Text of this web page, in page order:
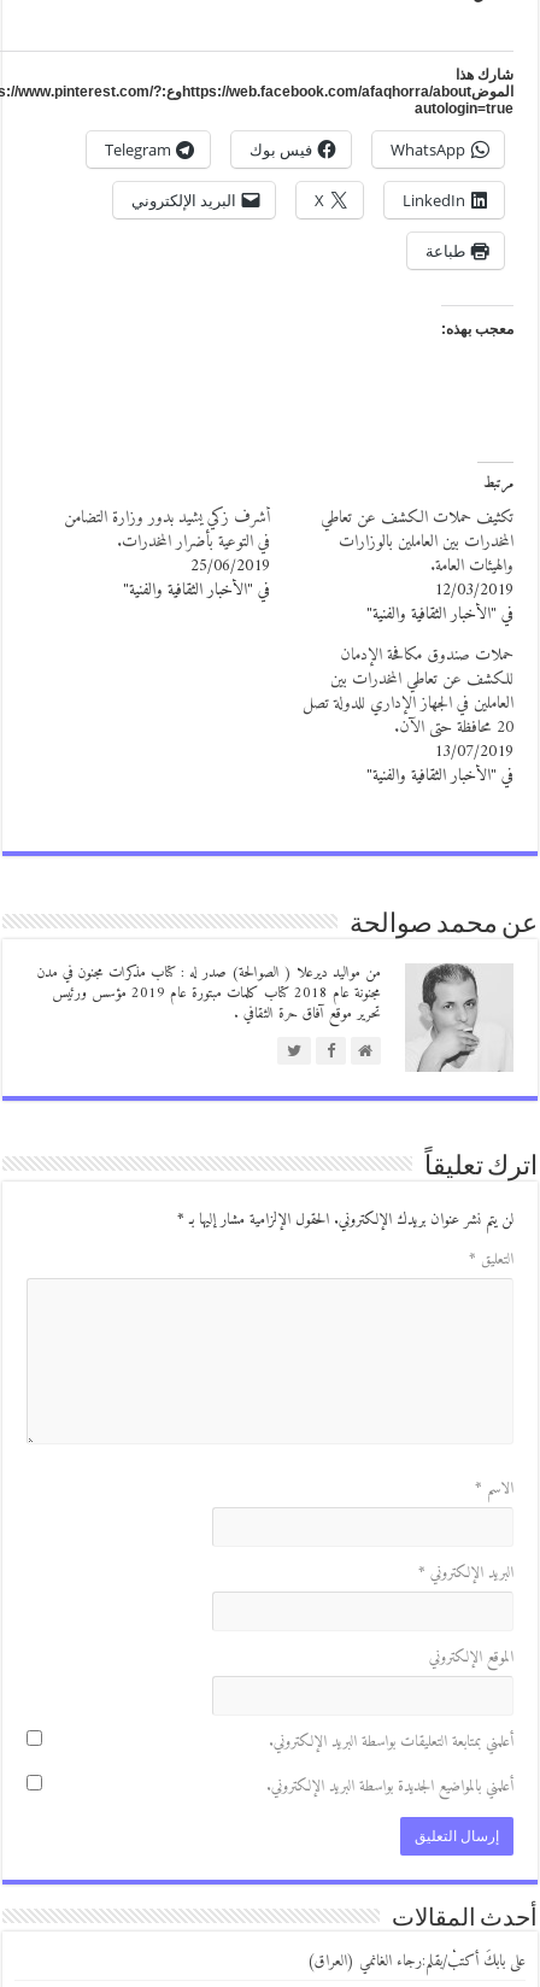
هذا
الموضhttps://web.facebook.com/afaqhorra/aboutوع:https://www.pinterest.com/?
WhatsApp فيس بوك Telegram
LinkedIn
X البريد الإلكتروني
طباعة
بهذه:
حملات الكشف عن تعاطي
بين العاملين بالوزارات
العامة.
12/03/
"الأخبار الثقافية والفنية"
أشرف زكي يشيد بدور وزارة التضامن
في التوعية بأضرار المخدرات.
25/06/2019
في "الأخبار الثقافية والفنية"
صندوق مكافحة الإدمان
عن تعاطي المخدرات بين
في الجهاز الإداري للدولة تصل
13/07/
"الأخبار الثقافية والفنية"
محمد صوالحة
من مواليد ديرعلا ( الصوالحة) صدر له : كتاب مذكرات مجنون في مدن
مجنونة عام 2018 كتاب كلمات مبتورة عام 2019 مؤسس ورئيس
تحرير موقع آفاق حرة الثقافي .
تعليقاً
يتم نشر عنوان بريدك الإلكتروني.الحقول الإلزامية مشار إليها بـ*
*
*
الإلكتروني*
الإلكتروني
بمتابعة التعليقات بواسطة البريد الإلكتروني.
بالمواضيع الجديدة بواسطة البريد الإلكتروني.
المقالات
بابكَ أكتبْ/بقلم:رجاء الغانمي (العراق)